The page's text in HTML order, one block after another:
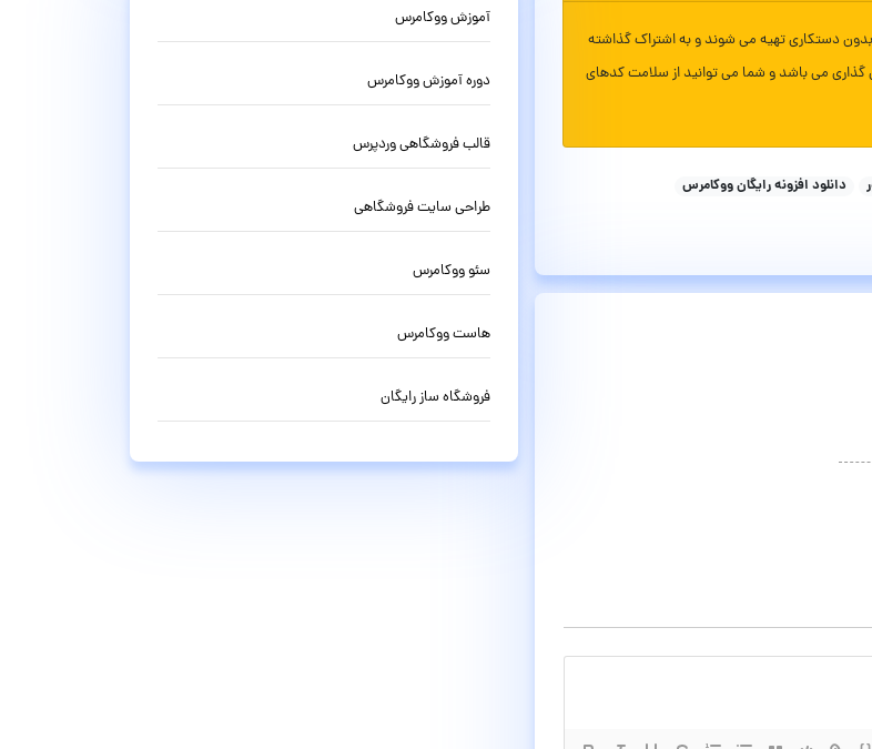
دستکاری تهیه می شوند و به اشتراک گذاشته
می باشد و شما می توانید از سلامت کدهای
دانلود افزونه رایگان ووکامرس
آموزش ووکامرس
دوره آموزش ووکامرس
قالب فروشگاهی وردپرس
طراحی سایت فروشگاهی
سئو ووکامرس
هاست ووکامرس
فروشگاه ساز رایگان